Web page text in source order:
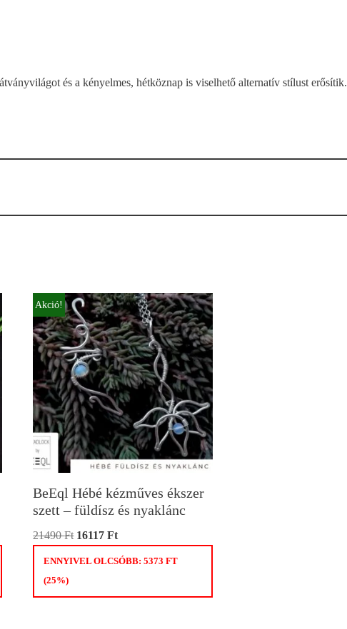
és a kényelmes, hétköznap is viselhető alternatív stílust erősítik.
Akció!
BeEql Hébé kézműves ékszer
szett – füldísz és nyaklánc
21490Ft 16117Ft
ENNYIVEL OLCSÓBB:5373FT
(25%)